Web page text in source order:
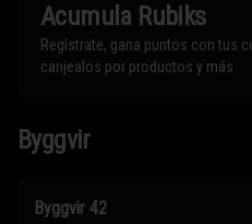
Acumula Rubiks
Regístrate, gana puntos con tus
canjealos por productos y más
Byggvir
Byggvir 42